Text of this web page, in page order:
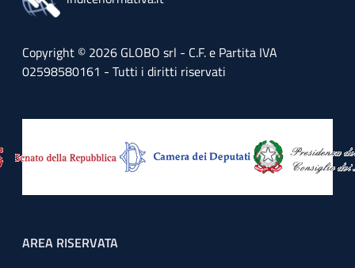
Copyright © 2026 GLOBO srl - C.F. e Partita IVA
02598580161 - Tutti i diritti riservati
Footer menu
AREA RISERVATA